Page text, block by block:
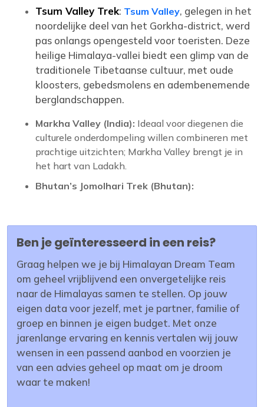
Tsum Valley Trek: Tsum Valley, gelegen in het
noordelijke deel van het Gorkha-district, werd
pas onlangs opengesteld voor toeristen. Deze
heilige Himalaya-vallei biedt een glimp van de
traditionele Tibetaanse cultuur, met oude
kloosters, gebedsmolens en adembenemende
berglandschappen.
Markha Valley (India): Ideaal voor diegenen die
culturele onderdompeling willen combineren met
prachtige uitzichten; Markha Valley brengt je in
het hart van Ladakh.
Bhutan’s Jomolhari Trek (Bhutan):
Ben je geïnteresseerd in een reis?
Graag helpen we je bij Himalayan Dream Team
om geheel vrijblijvend een onvergetelijke reis
naar de Himalayas samen te stellen. Op jouw
eigen data voor jezelf, met je partner, familie of
groep en binnen je eigen budget. Met onze
jarenlange ervaring en kennis vertalen wij jouw
wensen in een passend aanbod en voorzien je
van een advies geheel op maat om je droom
waar te maken!